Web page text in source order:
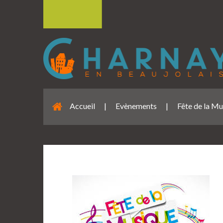
Accueil | Evènements | Fête de la